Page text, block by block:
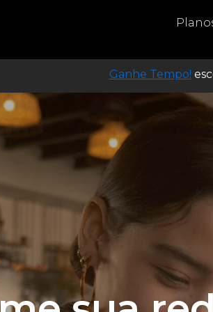
Ganhe Tempo!